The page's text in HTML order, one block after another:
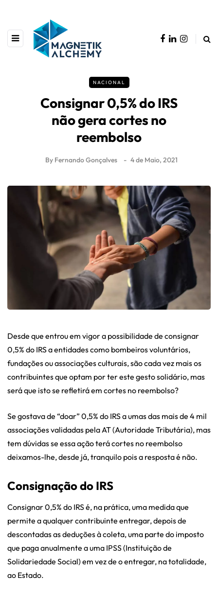
NACIONAL
Consignar 0,5% do IRS
não gera cortes no
reembolso
By Fernando Gonçalves 4 de Maio, 2021
Desde que entrou em vigor a possibilidade de consignar
0,5% do IRS a entidades como bombeiros voluntários,
fundações ou associações culturais, são cada vez mais os
contribuintes que optam por ter este gesto solidário, mas
será que isto se refletirá em cortes no reembolso?
Se gostava de “doar” 0,5% do IRS a umas das mais de 4 mil
associações validadas pela AT (Autoridade Tributária), mas
tem dúvidas se essa ação terá cortes no reembolso
deixamos-lhe, desde já, tranquilo pois a resposta é não.
Consignação do IRS
Consignar 0,5% do IRS é, na prática, uma medida que
permite a qualquer contribuinte entregar, depois de
descontadas as deduções à coleta, uma parte do imposto
que paga anualmente a uma IPSS (Instituição de
Solidariedade Social) em vez de o entregar, na totalidade,
ao Estado.